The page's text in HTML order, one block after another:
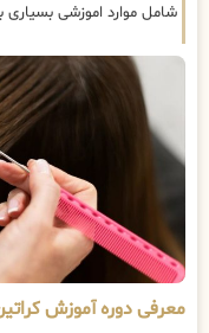
شامل موارد اموزشی بسیاری
معرفی دوره آموزش